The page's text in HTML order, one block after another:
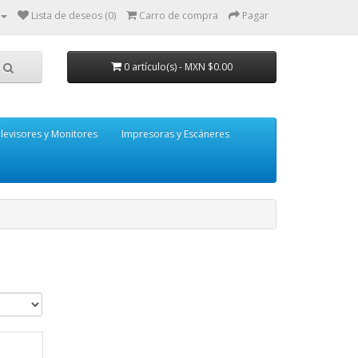
Lista de deseos (0) Carro de compra Pagar
0 artículo(s) - MXN $0.00
y Monitores Impresoras y Escáneres